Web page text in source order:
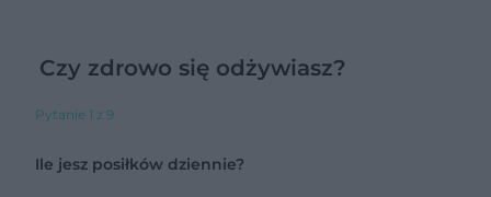
Czy zdrowo się odżywiasz?
Pytanie 1 z 9
Ile jesz posiłków dziennie?